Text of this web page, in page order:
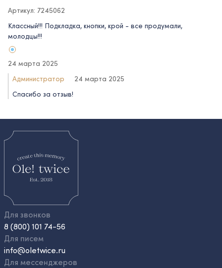
Артикул: 7245062
Классный!!! Подкладка, кнопки, крой - все продумали,
молодцы!!!
24 марта 2025
Администратор
24 марта 2025
Спасибо за отзыв!
Для звонков
8 (800) 101 74-56
Для писем
info@oletwice.ru
Для мессенджеров